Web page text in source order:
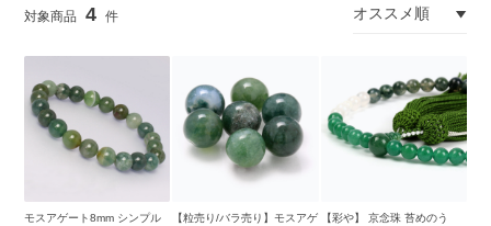
4
モスアゲート8mm シンプル
【粒売り/バラ売り】モスアゲ
【彩や】 京念珠 苔めのう